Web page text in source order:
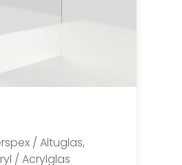
/ Altuglas,
/ Acrylglas